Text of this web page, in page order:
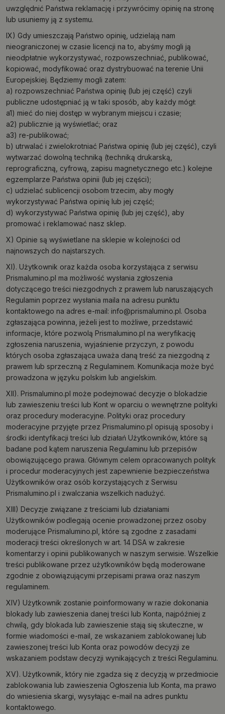
uwzględnić Państwa reklamację i przywrócimy opinię na stronę
lub usuniemy ją z systemu.
IX) Gdy umieszczają Państwo opinię, udzielają nam
nieograniczonej w czasie licencji na to, abyśmy mogli ją
nieodpłatnie wykorzystywać, rozpowszechniać, publikować,
kopiować, modyfikować oraz dystrybuować na terenie Unii
Europejskiej. Będziemy mogli zatem:
a) rozpowszechniać Państwa opinię (lub jej część) czyli
publiczne udostępniać ją w taki sposób, aby każdy mógł:
a1) mieć do niej dostęp w wybranym miejscu i czasie;
a2) publicznie ją wyświetlać; oraz
a3) re-publikować;
b) utrwalać i zwielokrotniać Państwa opinię (lub jej część), czyli
wytwarzać dowolną techniką (techniką drukarską,
reprograficzną, cyfrową, zapisu magnetycznego etc.) kolejne
egzemplarze Państwa opinii (lub jej części);
c) udzielać sublicencji osobom trzecim, aby mogły
wykorzystywać Państwa opinię lub jej część;
d) wykorzystywać Państwa opinię (lub jej część), aby
promować i reklamować nasz sklep.
X) Opinie są wyświetlane na sklepie w kolejności od
najnowszych do najstarszych.
XI). Użytkownik oraz każda osoba korzystająca z serwisu
Prismalumino.pl ma możliwość wysłania zgłoszenia
dotyczącego treści niezgodnych z prawem lub naruszających
Regulamin poprzez wysłania maila na adresu punktu
kontaktowego na adres e-mail: info@prismalumino.pl. Osoba
zgłaszająca powinna, jeżeli jest to możliwe, przedstawić
informacje, które pozwolą Prismalumino.pl na weryfikację
zgłoszenia naruszenia, wyjaśnienie przyczyn, z powodu
których osoba zgłaszająca uważa daną treść za niezgodną z
prawem lub sprzeczną z Regulaminem. Komunikacja może być
prowadzona w języku polskim lub angielskim.
XII). Prismalumino.pl może podejmować decyzje o blokadzie
lub zawieszeniu treści lub Kont w oparciu o wewnętrzne polityki
oraz procedury moderacyjne. Polityki oraz procedury
moderacyjne przyjęte przez Prismalumino.pl opisują sposoby i
środki identyfikacji treści lub działań Użytkowników, które są
badane pod kątem naruszenia Regulaminu lub przepisów
obowiązującego prawa. Głównym celem opracowanych polityk
i procedur moderacyjnych jest zapewnienie bezpieczeństwa
Użytkowników oraz osób korzystających z Serwisu
Prismalumino.pl i zwalczania wszelkich nadużyć.
XIII) Decyzje związane z treściami lub działaniami
Użytkowników podlegają ocenie prowadzonej przez osoby
moderujące Prismalumino.pl, które są zgodne z zasadami
moderacji treści określonych w art. 14 DSA w zakresie
komentarzy i opinii publikowanych w naszym serwisie. Wszelkie
treści publikowane przez użytkowników będą moderowane
zgodnie z obowiązującymi przepisami prawa oraz naszym
regulaminem.
XIV) Użytkownik zostanie poinformowany w razie dokonania
blokady lub zawieszenia danej treści lub Konta, najpóźniej z
chwilą, gdy blokada lub zawieszenie stają się skuteczne, w
formie wiadomości e-mail, ze wskazaniem zablokowanej lub
zawieszonej treści lub Konta oraz powodów decyzji ze
wskazaniem podstaw decyzji wynikających z treści Regulaminu.
XV). Użytkownik, który nie zgadza się z decyzją w przedmiocie
zablokowania lub zawieszenia Ogłoszenia lub Konta, ma prawo
do wniesienia skargi, wysyłając e-mail na adres punktu
kontaktowego.